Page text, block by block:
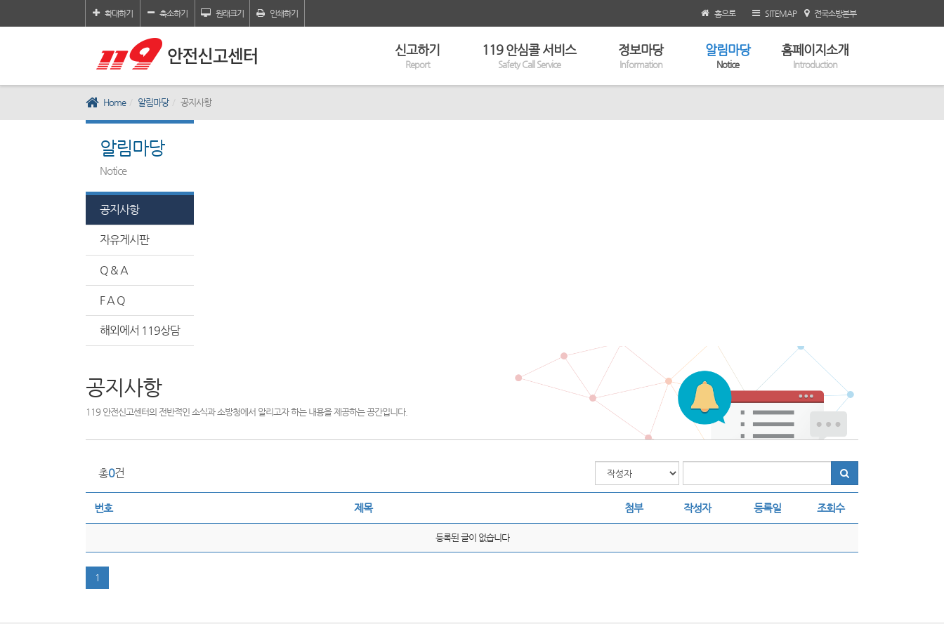
확대하기 축소하기 원래크기 인쇄하기 홈으로 SITEMAP 전국소방본부
신고하기
Report
119 안심콜 서비스
Safety Call Service
정보마당
Information
알림마당
Notice
홈페이지소개
Introduction
Home 알림마당 공지사항
알림마당
Notice
공지사항
자유게시판
Q & A
F A Q
해외에서 119상담
공지사항
119 안전신고센터의 전반적인 소식과 소방청에서 알리고자 하는 내용을 제공하는 공간입니다.
총0건
번호 제목 첨부 작성자 등록일 조회수
등록된 글이 없습니다
1